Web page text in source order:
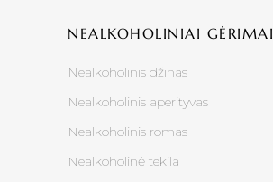
NEALKOHOLINIAI GĖRIMAI
Nealkoholinis džinas
Nealkoholinis aperityvas
Nealkoholinis romas
Nealkoholinė tekila